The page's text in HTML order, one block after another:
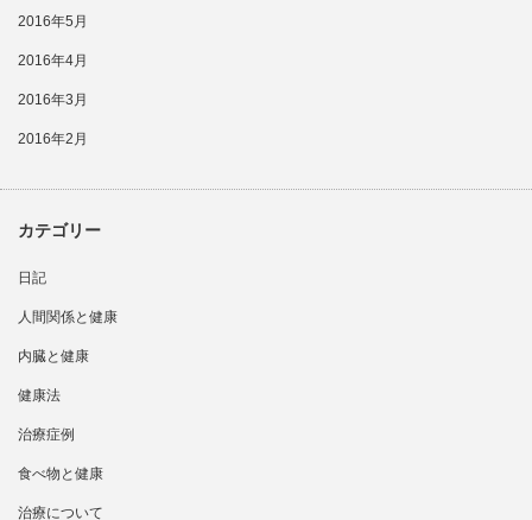
2016年5月
2016年4月
2016年3月
2016年2月
カテゴリー
日記
人間関係と健康
内臓と健康
健康法
治療症例
食べ物と健康
治療について